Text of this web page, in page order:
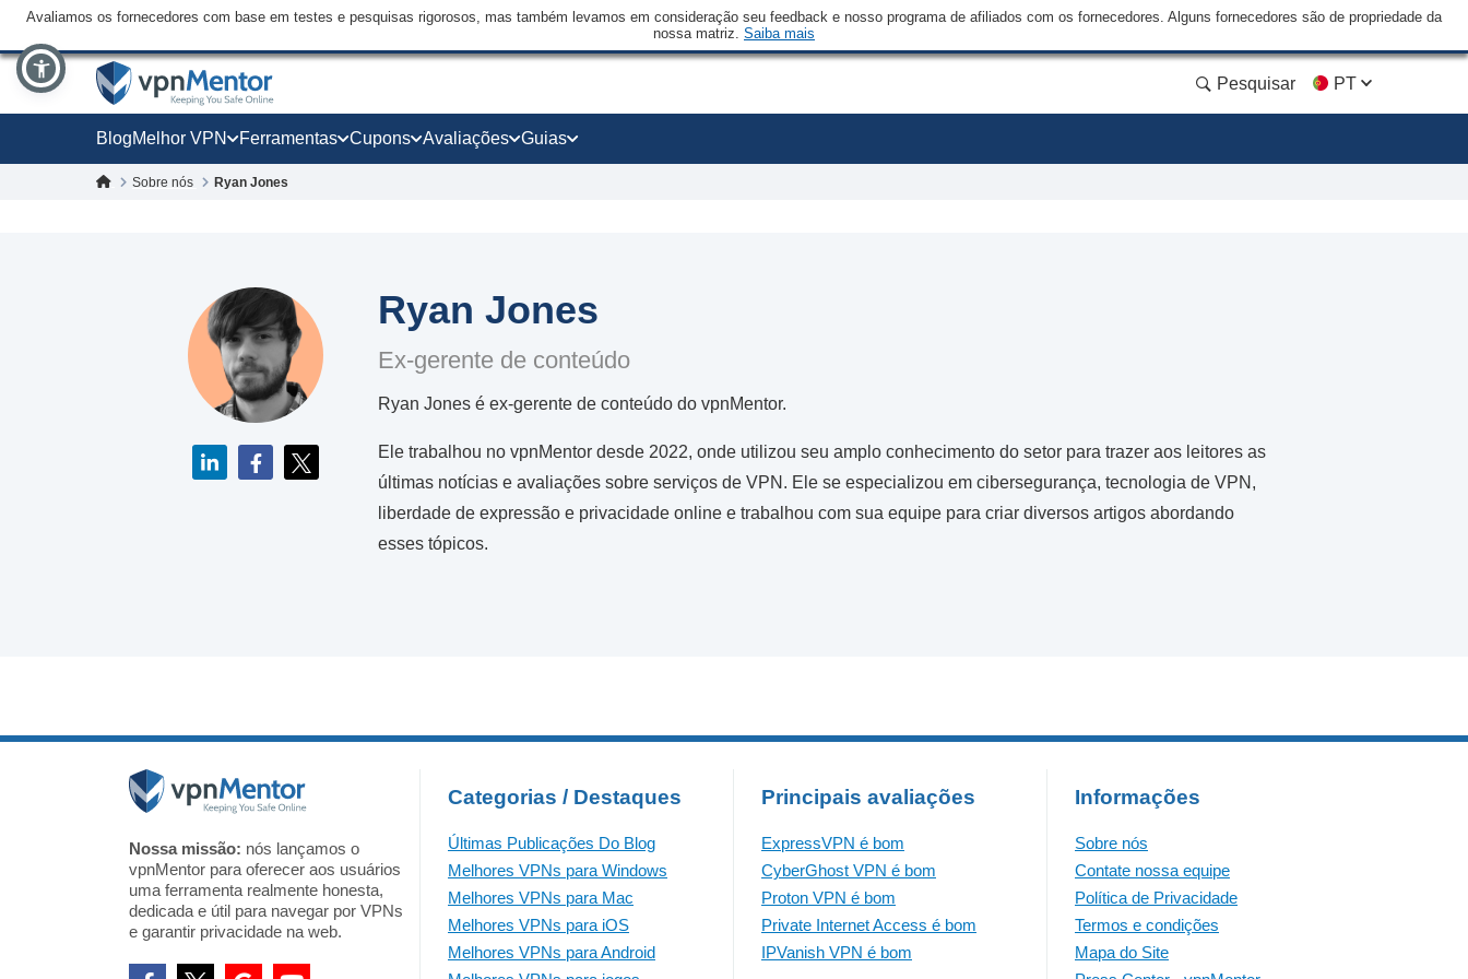
Avaliamos os fornecedores com base em testes e pesquisas rigorosos, mas também levamos em consideração seu feedback e nosso programa de afiliados com os fornecedores. Alguns fornecedores são de propriedade da
nossa matriz. Saiba mais
Pesquisar PT
BlogMelhor VPN Ferramentas Cupons Avaliações Guias
Sobre nós Ryan Jones
Ryan Jones
Ex-gerente de conteúdo
Ryan Jones é ex-gerente de conteúdo do vpnMentor.
Ele trabalhou no vpnMentor desde 2022, onde utilizou seu amplo conhecimento do setor para trazer aos leitores as
últimas notícias e avaliações sobre serviços de VPN. Ele se especializou em cibersegurança, tecnologia de VPN,
liberdade de expressão e privacidade online e trabalhou com sua equipe para criar diversos artigos abordando
esses tópicos.
Nossa missão: nós lançamos o
vpnMentor para oferecer aos usuários
uma ferramenta realmente honesta,
dedicada e útil para navegar por VPNs
e garantir privacidade na web.
Categorias / Destaques
Últimas Publicações Do Blog
Melhores VPNs para Windows
Melhores VPNs para Mac
Melhores VPNs para iOS
Melhores VPNs para Android
Principais avaliações
ExpressVPN é bom
CyberGhost VPN é bom
Proton VPN é bom
Private Internet Access é bom
IPVanish VPN é bom
Informações
Sobre nós
Contate nossa equipe
Política de Privacidade
Termos e condições
Mapa do Site